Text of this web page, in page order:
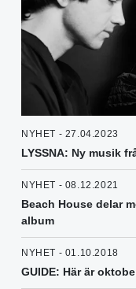
NYHET - 27.04.2023
LYSSNA: Ny musik
NYHET - 08.12.2021
Beach House delar
album
NYHET - 01.10.2018
GUIDE: Här är